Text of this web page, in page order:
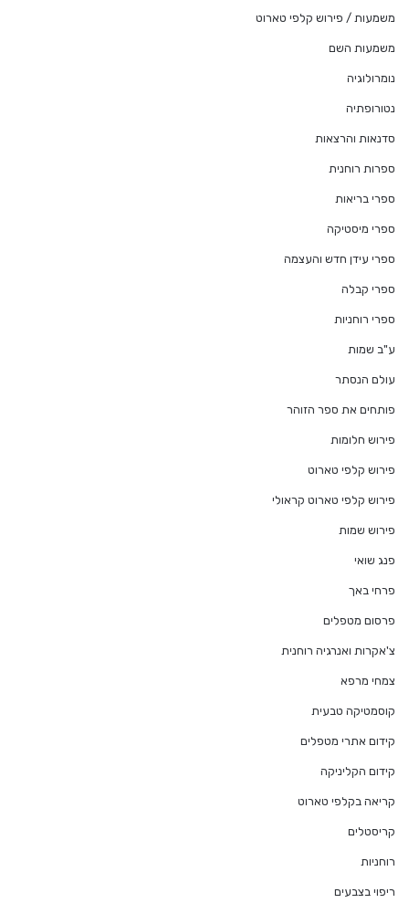
משמעות / פירוש קלפי טארוט
משמעות השם
נומרולוגיה
נטורופתיה
סדנאות והרצאות
ספרות רוחנית
ספרי בריאות
ספרי מיסטיקה
ספרי עידן חדש והעצמה
ספרי קבלה
ספרי רוחניות
ע"ב שמות
עולם הנסתר
פותחים את ספר הזוהר
פירוש חלומות
פירוש קלפי טארוט
פירוש קלפי טארוט קראולי
פירוש שמות
פנג שואי
פרחי באך
פרסום מטפלים
צ'אקרות ואנרגיה רוחנית
צמחי מרפא
קוסמטיקה טבעית
קידום אתרי מטפלים
קידום הקליניקה
קריאה בקלפי טארוט
קריסטלים
רוחניות
ריפוי בצבעים